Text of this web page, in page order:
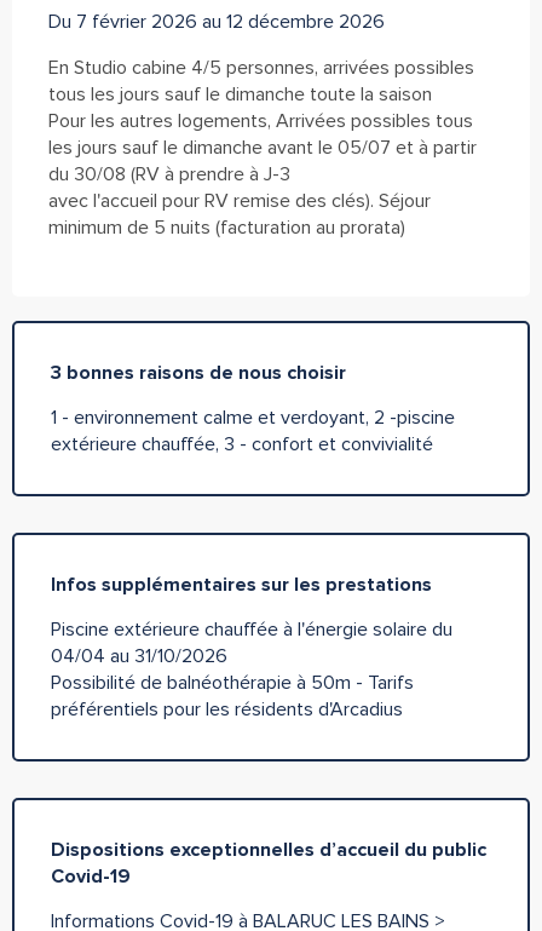
Du 7 février 2026 au 12 décembre 2026
En Studio cabine 4/5 personnes, arrivées possibles
tous les jours sauf le dimanche toute la saison
Pour les autres logements, Arrivées possibles tous
les jours sauf le dimanche avant le 05/07 et à partir
du 30/08 (RV à prendre à J-3
avec l'accueil pour RV remise des clés). Séjour
minimum de 5 nuits (facturation au prorata)
3 bonnes raisons de nous choisir
1 - environnement calme et verdoyant, 2 -piscine
extérieure chauffée, 3 - confort et convivialité
Infos supplémentaires sur les prestations
Piscine extérieure chauffée à l'énergie solaire du
04/04 au 31/10/2026
Possibilité de balnéothérapie à 50m - Tarifs
préférentiels pour les résidents d'Arcadius
Dispositions exceptionnelles d’accueil du public
Covid-19
Informations Covid-19 à BALARUC LES BAINS >